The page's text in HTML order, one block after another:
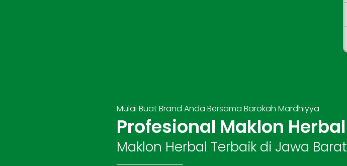
Mulai Buat Brand Anda Bersama Barokah Mardhiyya
Profesional Maklon Herbal
Maklon Herbal Terbaik di Jawa Barat